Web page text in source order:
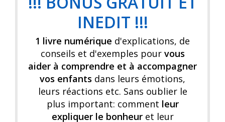
INEDIT !!!
1 livre numérique d'explications, de
conseils et d'exemples pour vous
aider à comprendre et à accompagner
vos enfants dans leurs émotions,
leurs réactions etc. Sans oublier le
plus important: comment leur
expliquer le bonheur et leur